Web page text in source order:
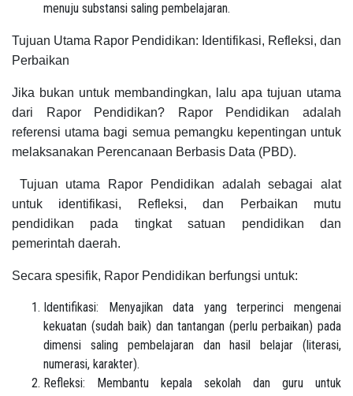
menuju substansi saling pembelajaran.
Tujuan Utama Rapor Pendidikan: Identifikasi, Refleksi, dan
Perbaikan
Jika bukan untuk membandingkan, lalu apa tujuan utama
dari Rapor Pendidikan? Rapor Pendidikan adalah
referensi utama bagi semua pemangku kepentingan untuk
melaksanakan Perencanaan Berbasis Data (PBD).
Tujuan utama Rapor Pendidikan adalah sebagai alat
untuk identifikasi, Refleksi, dan Perbaikan mutu
pendidikan pada tingkat satuan pendidikan dan
pemerintah daerah.
Secara spesifik, Rapor Pendidikan berfungsi untuk:
Identifikasi: Menyajikan data yang terperinci mengenai
kekuatan (sudah baik) dan tantangan (perlu perbaikan) pada
dimensi saling pembelajaran dan hasil belajar (literasi,
numerasi, karakter).
Refleksi: Membantu kepala sekolah dan guru untuk